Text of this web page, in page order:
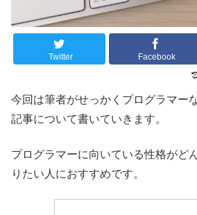
Twitter Facebook
今回は筆者がせっかくプログラマー
記事について書いていきます。
プログラマーに向いている性格がど
りたい人におすすめです。